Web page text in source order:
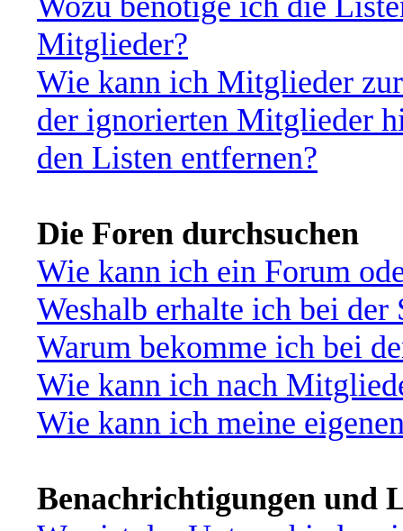
Mitglieder?
Wie kann ich Mitglieder
der ignorierten Mitglieder
den Listen entfernen?
Die Foren durchsuchen
Wie kann ich ein Forum
Weshalb erhalte ich bei der
Warum bekomme ich bei
Wie kann ich nach
Wie kann ich meine
Benachrichtigungen und